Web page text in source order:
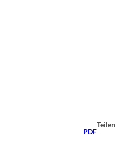
PDF
Teilen